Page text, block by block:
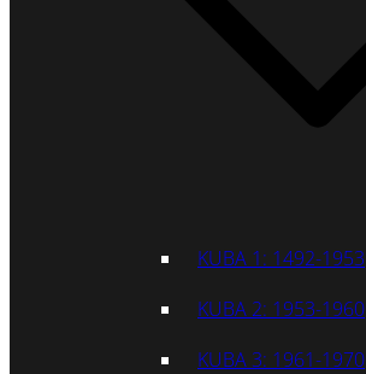
KUBA 1: 1492-1953
KUBA 2: 1953-1960
KUBA 3: 1961-1970